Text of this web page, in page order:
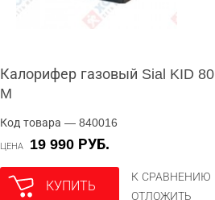
Калорифер газовый Sial KID 80
M
Код товара — 840016
ЦЕНА 19 990 РУБ.
КУПИТЬ
К СРАВНЕНИЮ
ОТЛОЖИТЬ